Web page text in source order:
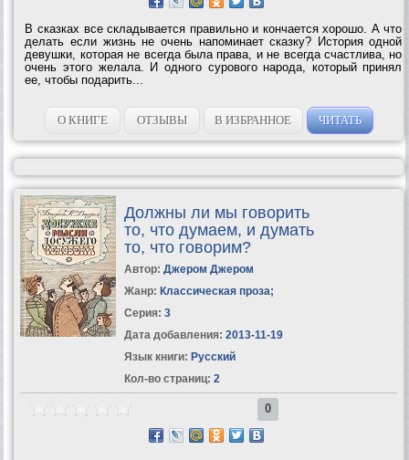
В сказках все складывается правильно и кончается хорошо. А что
делать если жизнь не очень напоминает сказку? История одной
девушки, которая не всегда была права, и не всегда счастлива, но
очень этого желала. И одного сурового народа, который принял
ее, чтобы подарить...
О КНИГЕ ОТЗЫВЫ В ИЗБРАННОЕ ЧИТАТЬ
Должны ли мы говорить
то, что думаем, и думать
то, что говорим?
Автор: Джером Джером
Жанр: Классическая проза;
Серия: 3
Дата добавления: 2013-11-19
Язык книги: Русский
Кол-во страниц: 2
0